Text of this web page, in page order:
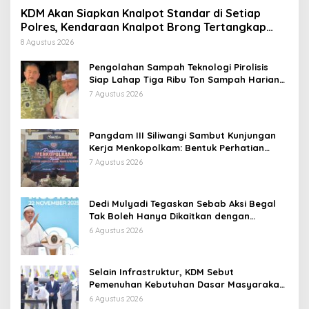
KDM Akan Siapkan Knalpot Standar di Setiap
Polres, Kendaraan Knalpot Brong Tertangkap
Langsung Ganti
8 Agustus 2026
Pengolahan Sampah Teknologi Pirolisis
Siap Lahap Tiga Ribu Ton Sampah Harian
Jawa Barat
7 Agustus 2026
Pangdam III Siliwangi Sambut Kunjungan
Kerja Menkopolkam: Bentuk Perhatian
Pemerintah
7 Agustus 2026
Dedi Mulyadi Tegaskan Sebab Aksi Begal
Tak Boleh Hanya Dikaitkan dengan
Ekonomi
6 Agustus 2026
Selain Infrastruktur, KDM Sebut
Pemenuhan Kebutuhan Dasar Masyarakat
Jadi Fokus APBD Jabar 2027
6 Agustus 2026